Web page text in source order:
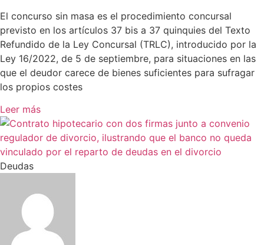
El concurso sin masa es el procedimiento concursal
previsto en los artículos 37 bis a 37 quinquies del Texto
Refundido de la Ley Concursal (TRLC), introducido por la
Ley 16/2022, de 5 de septiembre, para situaciones en las
que el deudor carece de bienes suficientes para sufragar
los propios costes
Leer más
Deudas